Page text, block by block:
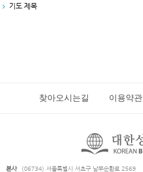
기도 제목
찾아오시는길 이용약관
본사
(06734) 서울특별시 서초구 남부순환로 2569